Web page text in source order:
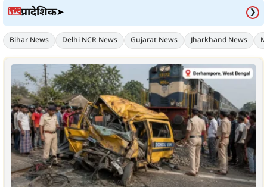
🗺️प्रादेशिक➤ ❯
Bihar News Delhi NCR News Gujarat News Jharkhand News